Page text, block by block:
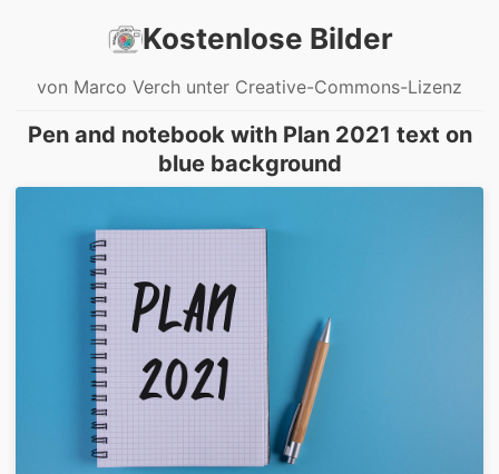
Kostenlose Bilder
von Marco Verch unter Creative-Commons-Lizenz
Pen and notebook with Plan 2021 text on
blue background